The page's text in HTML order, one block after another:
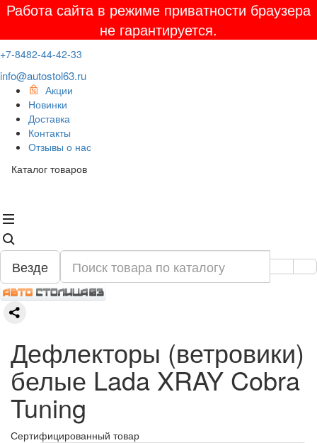
Работа сайта в режиме приватности браузера
не гарантируется.
+7-8482-44-42-33
info@autostol63.ru
Акции
Новинки
Доставка
Контакты
Отзывы о нас
Каталог товаров
Везде
Дефлекторы (ветровики)
белые Lada XRAY Cobra
Tuning
Сертифицированный товар